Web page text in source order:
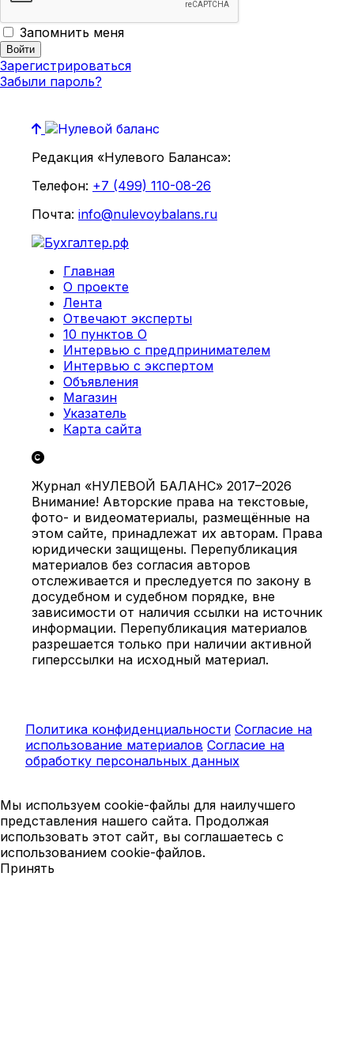
Запомнить меня
Зарегистрироваться
Забыли пароль?
Редакция «Нулевого Баланса»:
Телефон: +7 (499) 110-08-26
Почта: info@nulevoybalans.ru
Главная
О проекте
Лента
Отвечают эксперты
10 пунктов О
Интервью с предпринимателем
Интервью с экспертом
Объявления
Магазин
Указатель
Карта сайта
Журнал «НУЛЕВОЙ БАЛАНС» 2017–2026
Внимание! Авторские права на текстовые,
фото- и видеоматериалы, размещённые на
этом сайте, принадлежат их авторам. Права
юридически защищены. Перепубликация
материалов без согласия авторов
отслеживается и преследуется по закону в
досудебном и судебном порядке, вне
зависимости от наличия ссылки на источник
информации. Перепубликация материалов
разрешается только при наличии активной
гиперссылки на исходный материал.
Политика конфиденциальности Согласие на
использование материалов Согласие на
обработку персональных данных
Мы используем cookie-файлы для наилучшего
представления нашего сайта. Продолжая
использовать этот сайт, вы соглашаетесь с
использованием cookie-файлов.
Принять